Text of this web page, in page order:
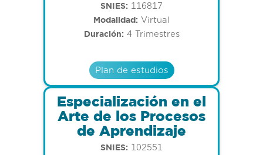
SNIES: 116817
Modalidad: Virtual
Duración:4 Trimestres
Plan de estudios
Especialización en el
Arte de los Procesos
de Aprendizaje
SNIES: 102551